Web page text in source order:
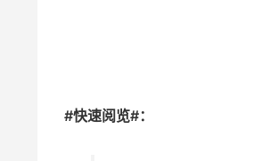
#快速阅览#：